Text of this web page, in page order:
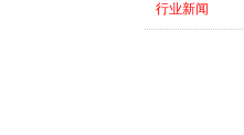
行业新闻